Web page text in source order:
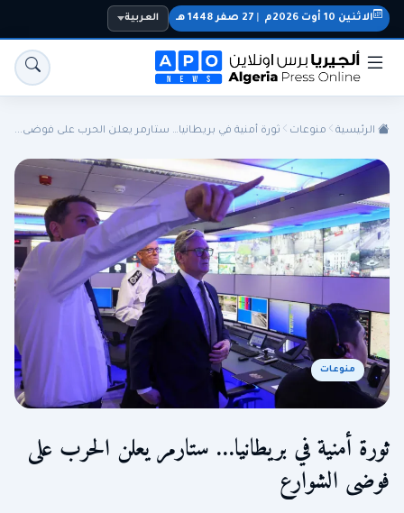
الجالية المنتخب الوطني سياسة
اقتصاد رياضة
الاثنين 10 أوت 2026م 27 صفر 1448 هـ العربية
الرئيسية منوعات ثورة أمنية في بريطانيا… ستارمر يعلن الحرب على فوضى...
منوعات
ثورة أمنية في بريطانيا… ستارمر يعلن الحرب على
فوضى الشوارع